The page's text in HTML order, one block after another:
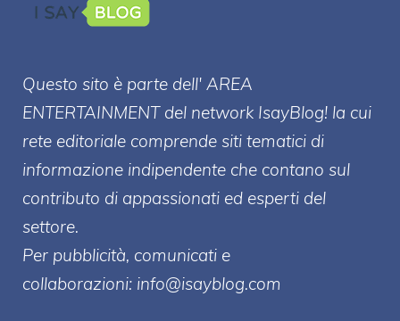
Questo sito è parte dell' AREA
ENTERTAINMENT del network IsayBlog! la cui
rete editoriale comprende siti tematici di
informazione indipendente che contano sul
contributo di appassionati ed esperti del
settore.
Per pubblicità, comunicati e
collaborazioni: info@isayblog.com